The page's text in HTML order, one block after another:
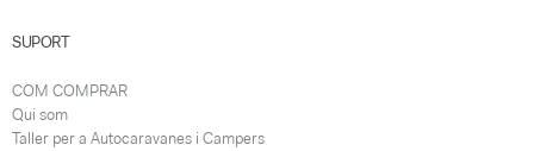
SUPORT
COM COMPRAR
Qui som
Taller per a Autocaravanes i Campers